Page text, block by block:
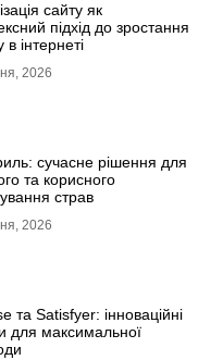
сайту як
підхід до зростання
в інтернеті
2026
сучасне рішення для
та корисного
страв
2026
та Satisfyer: інноваційні
для максимальної